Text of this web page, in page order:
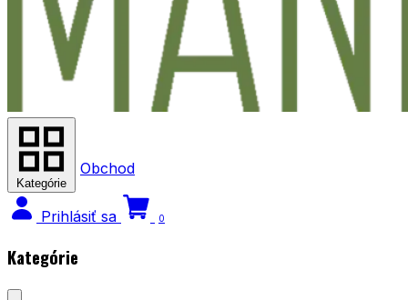
Kategórie
Obchod
Prihlásiť sa 0
Kategórie